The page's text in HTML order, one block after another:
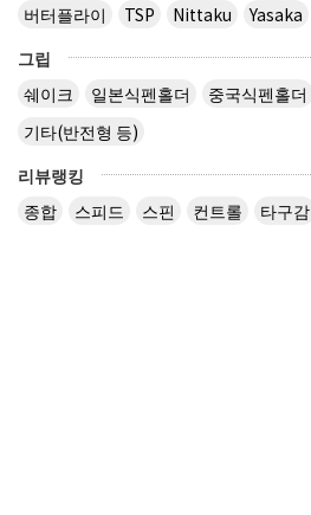
버터플라이
TSP Nittaku
Yasaka
그립
쉐이크
일본식펜홀더 중국식펜홀더
기타(반전형 등)
리뷰랭킹
종합
스피드 스핀 컨트롤 타구감